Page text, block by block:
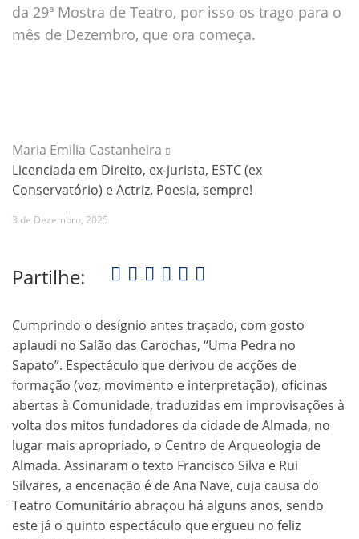
da 29ª Mostra de Teatro, por isso os trago para o
mês de Dezembro, que ora começa.
Maria Emilia Castanheira
Licenciada em Direito, ex-jurista, ESTC (ex
Conservatório) e Actriz. Poesia, sempre!
3 de Dezembro, 2025
Partilhe:
Cumprindo o desígnio antes traçado, com gosto
aplaudi no Salão das Carochas, “Uma Pedra no
Sapato”. Espectáculo que derivou de acções de
formação (voz, movimento e interpretação), oficinas
abertas à Comunidade, traduzidas em improvisações à
volta dos mitos fundadores da cidade de Almada, no
lugar mais apropriado, o Centro de Arqueologia de
Almada. Assinaram o texto Francisco Silva e Rui
Silvares, a encenação é de Ana Nave, cuja causa do
Teatro Comunitário abraçou há alguns anos, sendo
este já o quinto espectáculo que ergueu no feliz